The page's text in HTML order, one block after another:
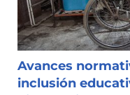
Avances
inclusión